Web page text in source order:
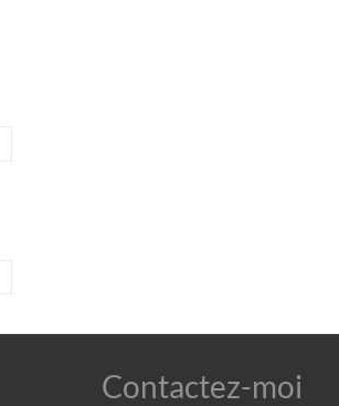
Contactez-moi